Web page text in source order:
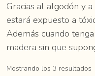
Gracias al algodón y
estará expuesto a
Además cuando
madera sin que
Mostrando los 3 resultados